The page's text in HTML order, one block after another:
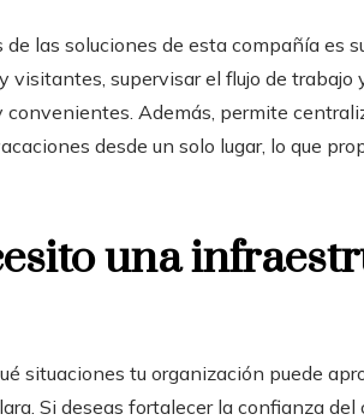
las soluciones de esta compañía es
visitantes, supervisar el flujo de trabajo
convenientes. Además, permite
desde un solo lugar, lo que
una
situaciones tu organización puede
Si deseas fortalecer la confianza